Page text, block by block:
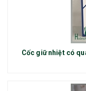
Cốc giữ nhiệt có